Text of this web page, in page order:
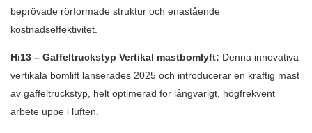
beprövade rörformade struktur och enastående
kostnadseffektivitet.
Hi13 – Gaffeltruckstyp Vertikal mastbomlyft: Denna innovativa
vertikala bomlift lanserades 2025 och introducerar en kraftig mast
av gaffeltruckstyp, helt optimerad för långvarigt, högfrekvent
arbete uppe i luften.